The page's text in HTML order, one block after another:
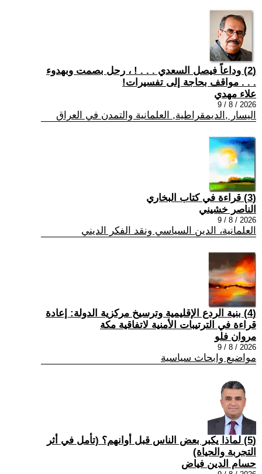
(2) وداعاً فيصل السعدي . . . ! ، رحل بصمت وبهدوء
. . . مواقف بحاجة إلى تفسيرات!
علاء مهدي
2026 / 8 / 9
اليسار ,الديمقراطية, العلمانية والتمدن في العراق
(3) قراءة في كتاب البخاري
الناصر خشيني
2026 / 8 / 9
العلمانية، الدين السياسي ونقد الفكر الديني
(4) بنية الردع الإقليمية وترسيخ مركزية الدولة: إعادة
قراءة في الترتيبات الأمنية لاتفاقية مكة
مروان فلو
2026 / 8 / 9
مواضيع وابحاث سياسية
(5) لماذا يكبر بعض الناس قبل أوانهم؟ (تأمل في أثر
التجربة والحياة)
حسام الدين فياض